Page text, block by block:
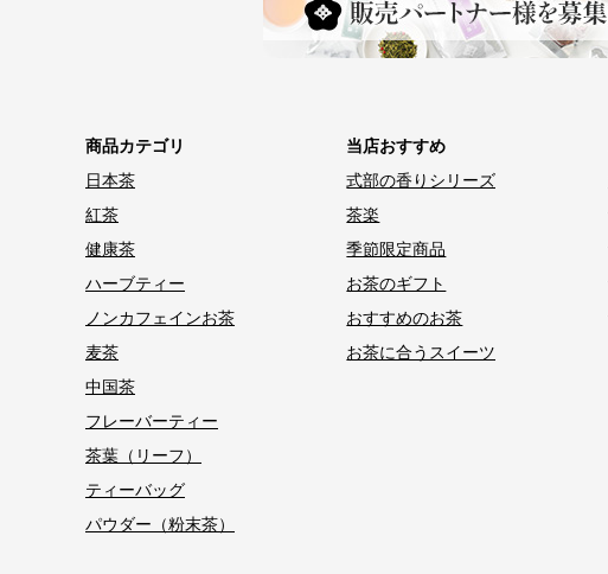
商品カテゴリ
日本茶
紅茶
健康茶
ハーブティー
ノンカフェインお茶
麦茶
中国茶
フレーバーティー
茶葉（リーフ）
ティーバッグ
パウダー（粉末茶）
当店おすすめ
式部の香りシリーズ
茶楽
季節限定商品
お茶のギフト
おすすめのお茶
お茶に合うスイーツ